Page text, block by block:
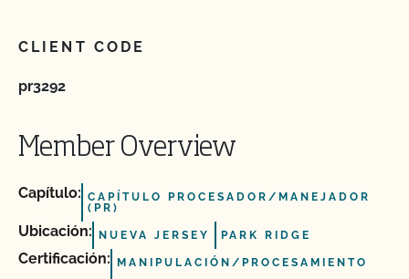
CLIENT CODE
pr3292
Member Overview
Capítulo: CAPÍTULO PROCESADOR/MANEJADOR
(PR)
Ubicación: NUEVA JERSEY PARK RIDGE
Certificación: MANIPULACIÓN/PROCESAMIENTO